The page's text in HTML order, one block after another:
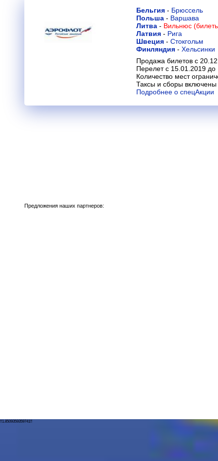
Бельгия - Брюссель
Польша - Варшава
Литва - Вильнюс
Латвия - Рига
Швеция - Стокгольм
Финляндия - Хельсинки
Продажа билетов с
Перелет с 15.01.2019 до
Количество мест
Таксы и сборы включены
Подробнее о спецАкции
Предложения наших партнеров:
!!1.8509359359741!!